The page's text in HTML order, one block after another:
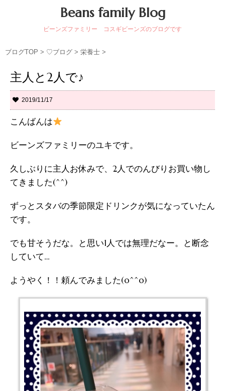
Beans family Blog
ビーンズファミリー コスギビーンズのブログです
ブログTOP > ♡ブログ > 栄養士 >
主人と2人で♪
2019/11/17
こんばんは
ビーンズファミリーのユキです。
久しぶりに主人お休みで、2人でのんびりお買い物し
てきました(^^)
ずっとスタバの季節限定ドリンクが気になっていたん
です。
でも甘そうだな。と思い1人では無理だなー。と断念
していて…
ようやく！！頼んでみました(o^^o)